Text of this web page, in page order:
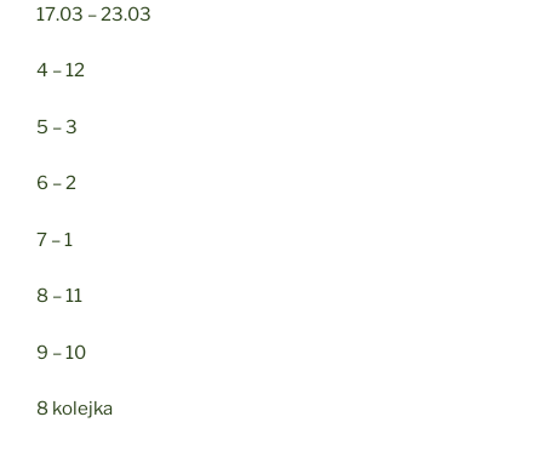
17.03 – 23.03
4 – 12
5 – 3
6 – 2
7 – 1
8 – 11
9 – 10
8 kolejka